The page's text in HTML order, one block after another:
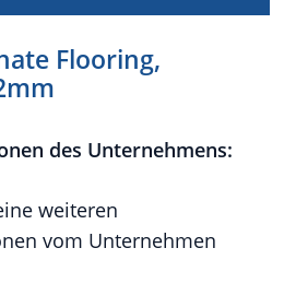
Flooring,
des Unternehmens:
weiteren
vom Unternehmen